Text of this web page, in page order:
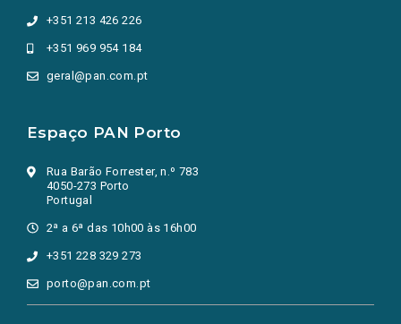
+351 213 426 226
+351 969 954 184
geral@pan.com.pt
Espaço PAN Porto
Rua Barão Forrester, n.º 783
4050-273 Porto
Portugal
2ª a 6ª das 10h00 às 16h00
+351 228 329 273
porto@pan.com.pt